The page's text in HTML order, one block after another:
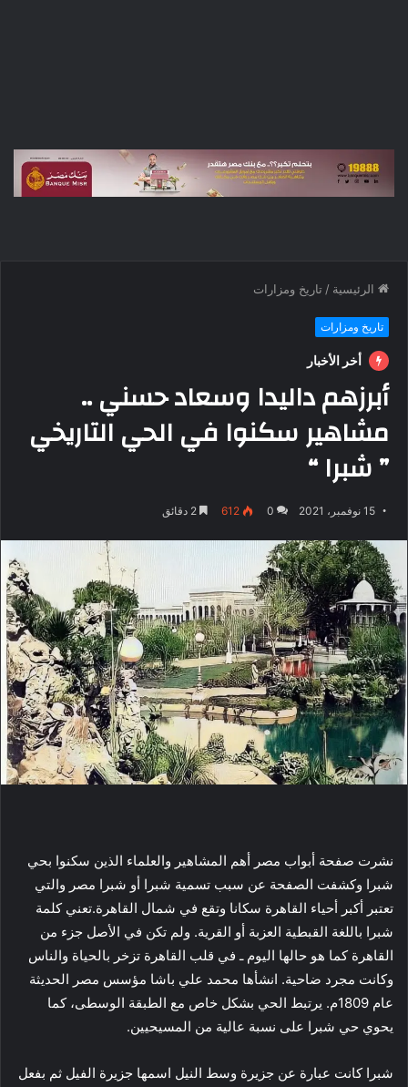
الرئيسية / تاريخ ومزارات
تاريخ ومزارات
أخر الأخبار
أبرزهم داليدا وسعاد حسني ..
مشاهير سكنوا في الحي التاريخي
” شبرا “
15 نوفمبر، 2021 0
612
نشرت صفحة أبواب مصر أهم المشاهير والعلماء الذين سكنوا بحي
شبرا وكشفت الصفحة عن سبب تسمية شبرا أو شبرا مصر والتي
تعتبر أكبر أحياء القاهرة سكانا وتقع في شمال القاهرة.تعني كلمة
شبرا باللغة القبطية العزبة أو القرية. ولم تكن في الأصل جزء من
القاهرة كما هو حالها اليوم ـ في قلب القاهرة تزخر بالحياة والناس
وكانت مجرد ضاحية. انشأها محمد علي باشا مؤسس مصر الحديثة
عام 1809م. يرتبط الحي بشكل خاص مع الطبقة الوسطى، كما
يحوي حي شبرا على نسبة عالية من المسيحيين.
شبرا كانت عبارة عن جزيرة وسط النيل اسمها جزيرة الفيل ثم بفعل